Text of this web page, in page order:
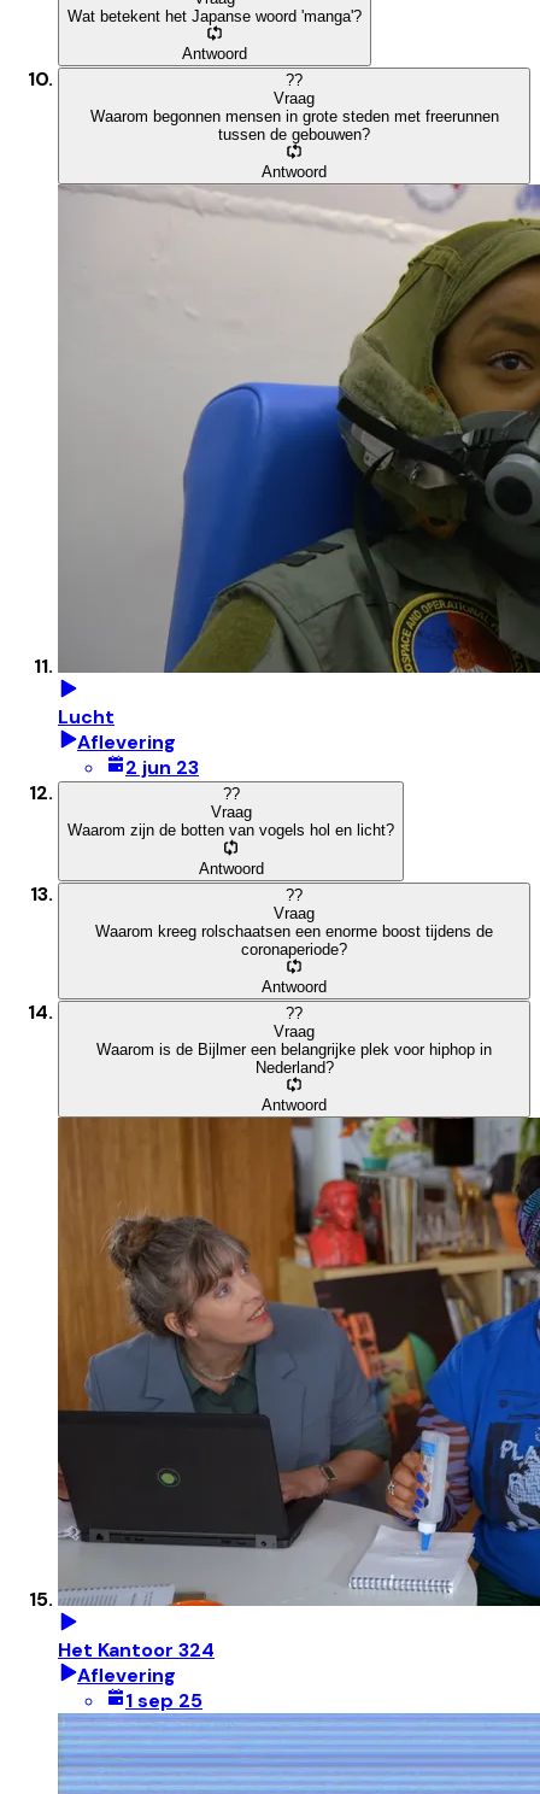
Wat betekent het Japanse woord 'manga'?
Antwoord
??
Vraag
Waarom begonnen mensen in grote steden met freerunnen
tussen de gebouwen?
Antwoord
Lucht
Aflevering
2 jun 23
??
Vraag
Waarom zijn de botten van vogels hol en licht?
Antwoord
??
Vraag
Waarom kreeg rolschaatsen een enorme boost tijdens de
coronaperiode?
Antwoord
??
Vraag
Waarom is de Bijlmer een belangrijke plek voor hiphop in
Nederland?
Antwoord
Het Kantoor 324
Aflevering
1 sep 25